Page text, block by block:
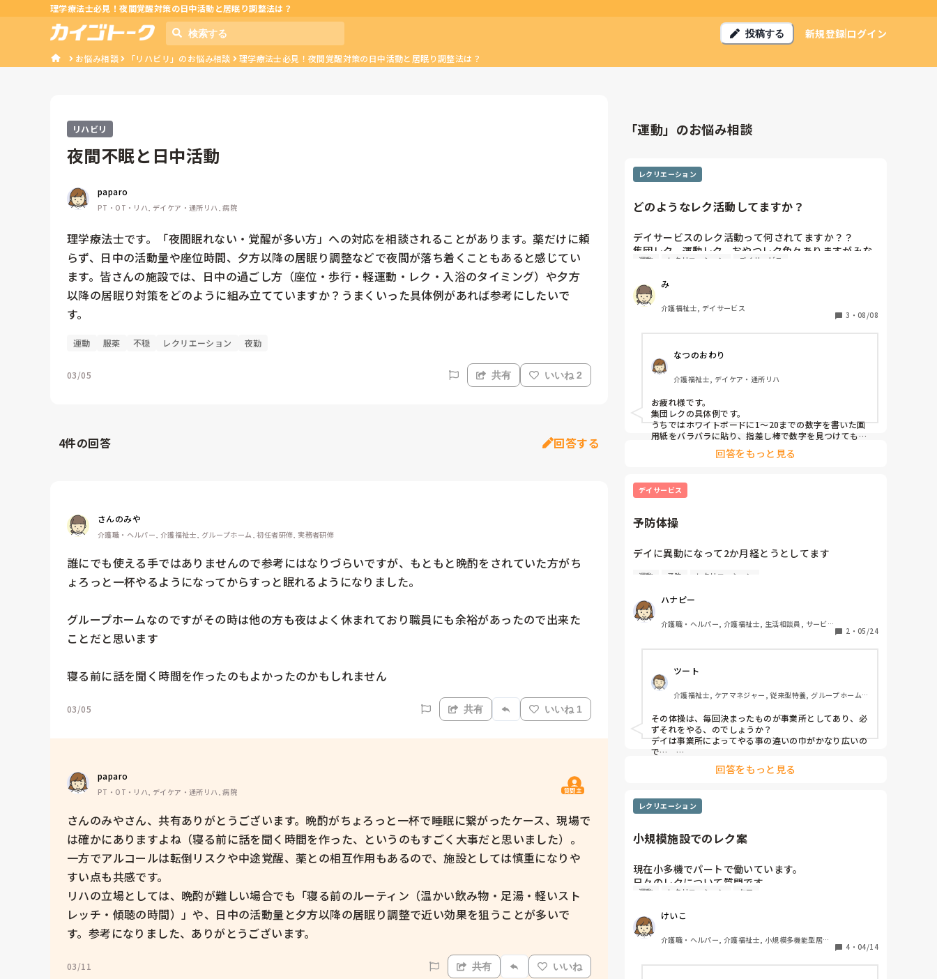
理学療法士必見！夜間覚醒対策の日中活動と居眠り調整法は？
投稿する 新規登録ログイン
お悩み相談 「リハビリ」のお悩み相談 理学療法士必見！夜間覚醒対策の日中活動と居眠り調整法は？
リハビリ
夜間不眠と日中活動
paparo
PT・OT・リハ, デイケア・通所リハ, 病院
理学療法士です。「夜間眠れない・覚醒が多い方」への対応を相談されることがあります。薬だけに頼
らず、日中の活動量や座位時間、夕方以降の居眠り調整などで夜間が落ち着くこともあると感じてい
ます。皆さんの施設では、日中の過ごし方（座位・歩行・軽運動・レク・入浴のタイミング）や夕方
以降の居眠り対策をどのように組み立てていますか？うまくいった具体例があれば参考にしたいで
す。
運動 服薬 不穏 レクリエーション 夜勤
03/05 共有 いいね 2
4件の回答 回答する
さんのみや
介護職・ヘルパー, 介護福祉士, グループホーム, 初任者研修, 実務者研修
誰にでも使える手ではありませんので参考にはなりづらいですが、もともと晩酌をされていた方がち
ょろっと一杯やるようになってからすっと眠れるようになりました。
グループホームなのですがその時は他の方も夜はよく休まれており職員にも余裕があったので出来た
ことだと思います
寝る前に話を聞く時間を作ったのもよかったのかもしれません
03/05 共有 いいね 1
paparo
PT・OT・リハ, デイケア・通所リハ, 病院 質問主
さんのみやさん、共有ありがとうございます。晩酌がちょろっと一杯で睡眠に繋がったケース、現場で
は確かにありますよね（寝る前に話を聞く時間を作った、というのもすごく大事だと思いました）。
一方でアルコールは転倒リスクや中途覚醒、薬との相互作用もあるので、施設としては慎重になりや
すい点も共感です。
リハの立場としては、晩酌が難しい場合でも「寝る前のルーティン（温かい飲み物・足湯・軽いスト
レッチ・傾聴の時間）」や、日中の活動量と夕方以降の居眠り調整で近い効果を狙うことが多いで
す。参考になりました、ありがとうございます。
03/11 共有 いいね
「運動」のお悩み相談
レクリエーション
どのようなレク活動してますか？
デイサービスのレク活動って何されてますか？？
集団レク、運動レク、おやつレク色々ありますがみな
さんこういうのしてるっていうのがあれば参考にした
似たようなレクや同じようなものになってしまう時が
あるので、、。
運動 レクリエーション デイサービス
み
介護福祉士, デイサービス
3 ・ 08/08
なつのおわり
介護福祉士, デイケア・通所リハ
お疲れ様です。
集団レクの具体例です。
うちではホワイトボードに1〜20までの数字を書いた画
用紙をバラバラに貼り、指差し棒で数字を見つけてもら
うレクをやっています(説明下手でごめんなさい)
1人ずつホワイトボードの前に座っていただいて
を計っています。皆さんかなり熱くなります！
最初と最後なら後の人の方が有利と思われますがいざ、
文句を言う人が多ければ途中で位置を入れ替えたりもし
数字も大きさやマジックの色を変えたりして少し難しく
しています。認知症の方や手が使いにくい方はスタッフ
んが、よろしければ活用してみて下さいね。
1〜20まででなくても数字は多くもできるし少なくもで
回答をもっと見る
デイサービス
予防体操
デイに異動になって2か月経とうとしてます
必死で喰らいつく毎日
最近では予防体操の対象の人たちに
運動を一緒に行う支援があるのですが
自分も覚えるのにやっとなので
教えるというか一緒にやるのは
本当に難しい。
深く考えてはいけないのかもですが、、
スムーズにはいかないです
運動 予防 レクリエーション
ハナピー
介護職・ヘルパー, 介護福祉士, 生活相談員, サービス
2 ・ 05/24
ツート
介護福祉士, ケアマネジャー, 従来型特養, グループホーム,
その体操は、毎回決まったものが事業所としてあり、必
ずそれをやる、のでしょうか？
デイは事業所によってやる事の違いの巾がかなり広いの
で…
ご自分で考えてやる集団体操は一切できませんか？
音楽に合わせて吊り紐など使っての本格派、機能訓練士
あります、事業所で。もし決まっているのでしたら、そ
の意義を理解されて、説明しながらやり、時に何らかの
こう申してはいけないかもですが、多少間違えても、楽
こやかなシーンもあっての実施ができるとなお良いと思
います。とても有意義な事をされているので、ちょっと
どーこー間違い…などあっても繰り返しになりますが、
回答をもっと見る
レクリエーション
小規模施設でのレク案
現在小多機でパートで働いています。
日々のレクについて質問です。
小規模な施設で利用者も少なく、午後のレクの時間に
スタッフ1人と利用者2名、のような場合のレク案があ
れば教えてほしいです。利用者とはコミニュケーショ
ンがとれて、ADLほぼ自立です。
今は、テーブルゲーム(トランプ等)や介護予防運動を
運動 レクリエーション ケア
けいこ
介護職・ヘルパー, 介護福祉士, 小規模多機能型居宅
4 ・ 04/14